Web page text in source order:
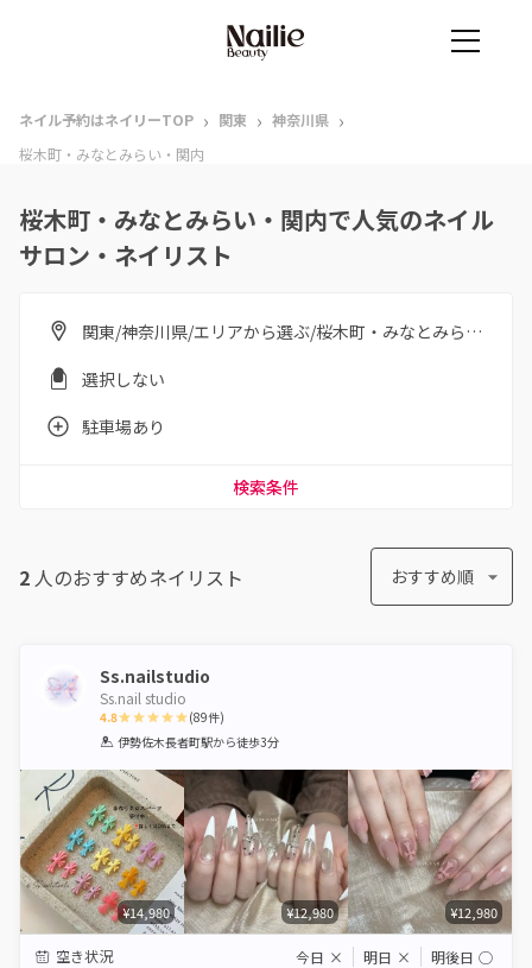
ネイル予約はネイリーTOP › 関東 › 神奈川県 ›
桜木町・みなとみらい・関内
桜木町・みなとみらい・関内で人気のネイル
サロン・ネイリスト
関東/神奈川県/エリアから選ぶ/桜木町・みなとみらい・関内
選択しない
駐車場あり
検索条件
2 人のおすすめネイリスト おすすめ順
Ss.nailstudio
Ss.nail studio
4.8
1 2 3 4 5
(89件)
伊勢佐木長者町駅から徒歩3分
¥14,980 ¥12,980 ¥12,980
空き状況 今日 × 明日 × 明後日 ◯